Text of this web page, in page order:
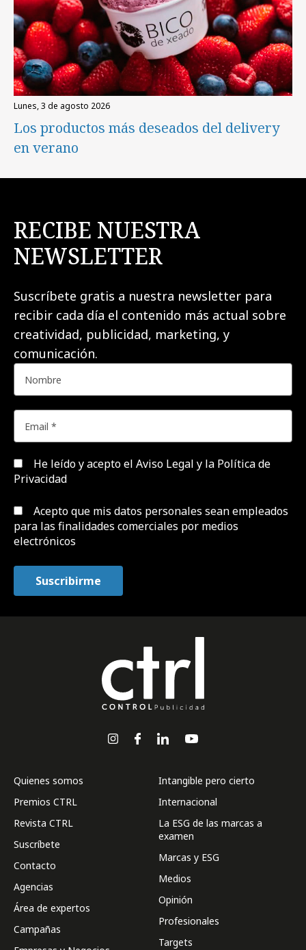
lunes, 3 de agosto 2026
Los productos más deseados del delivery
en verano
RECIBE NUESTRA
NEWSLETTER
Suscríbete gratis a nuestra newsletter para
recibir cada día el contenido más actual sobre
creatividad, publicidad, marketing, y
comunicación.
He leído y acepto el Aviso Legal y la Política de
Privacidad
Acepto que mis datos personales sean empleados
para las finalidades comerciales por medios
electrónicos
Quienes somos
Premios CTRL
Revista CTRL
Suscríbete
Contacto
Agencias
Área de expertos
Campañas
Intangible pero cierto
Internacional
La ESG de las marcas a
examen
Marcas y ESG
Medios
Opinión
Profesionales
Targets